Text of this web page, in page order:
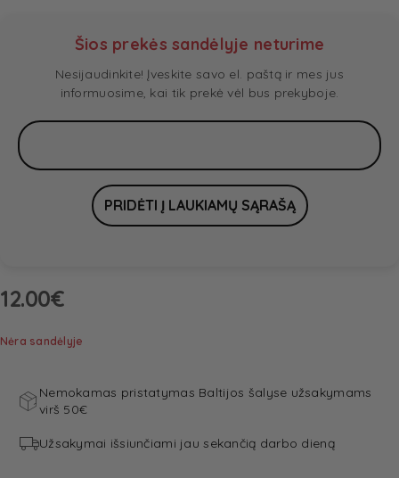
Šios prekės sandėlyje neturime
Nesijaudinkite! Įveskite savo el. paštą ir mes jus
informuosime, kai tik prekė vėl bus prekyboje.
12.00€
Nėra sandėlyje
Nemokamas pristatymas Baltijos šalyse užsakymams
virš 50€
Užsakymai išsiunčiami jau sekančią darbo dieną